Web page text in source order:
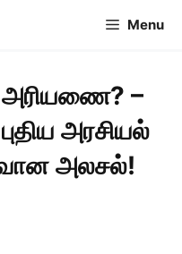
Menu
அரியணை? –
அரசியல்
அலசல்!